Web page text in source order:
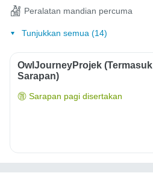
Peralatan mandian percuma
Tunjukkan semua (14)
OwlJourneyProjek (Termasuk
Sarapan)
Sarapan pagi disertakan